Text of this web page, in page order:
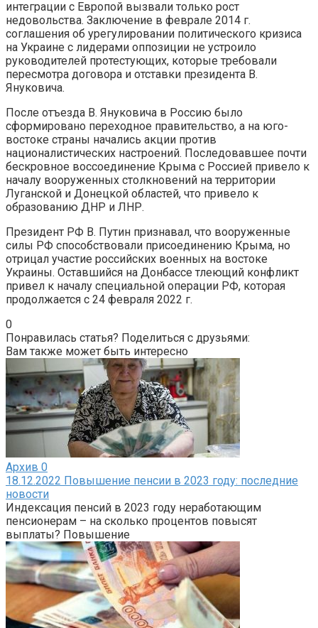
интеграции с Европой вызвали только рост
недовольства. Заключение в феврале 2014 г.
соглашения об урегулировании политического кризиса
на Украине с лидерами оппозиции не устроило
руководителей протестующих, которые требовали
пересмотра договора и отставки президента В.
Януковича.
После отъезда В. Януковича в Россию было
сформировано переходное правительство, а на юго-
востоке страны начались акции против
националистических настроений. Последовавшее почти
бескровное воссоединение Крыма с Россией привело к
началу вооруженных столкновений на территории
Луганской и Донецкой областей, что привело к
образованию ДНР и ЛНР.
Президент РФ В. Путин признавал, что вооруженные
силы РФ способствовали присоединению Крыма, но
отрицал участие российских военных на востоке
Украины. Оставшийся на Донбассе тлеющий конфликт
привел к началу специальной операции РФ, которая
продолжается с 24 февраля 2022 г.
0
Понравилась статья? Поделиться с друзьями:
Вам также может быть интересно
Архив 0
18.12.2022 Повышение пенсии в 2023 году: последние
новости
Индексация пенсий в 2023 году неработающим
пенсионерам – на сколько процентов повысят
выплаты? Повышение